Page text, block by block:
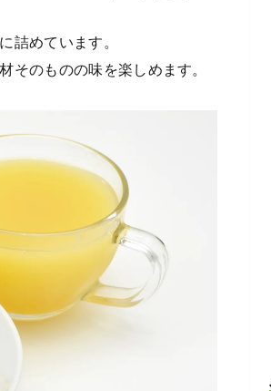
詰めています。
そのものの味を楽しめます。